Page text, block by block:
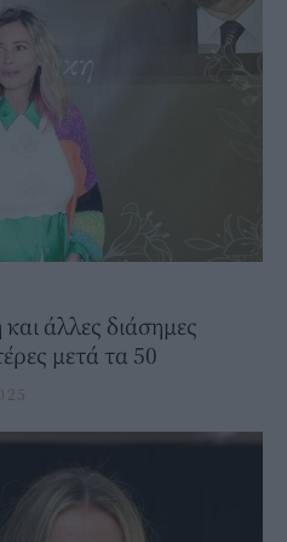
άλλες διάσημες
μετά τα 50